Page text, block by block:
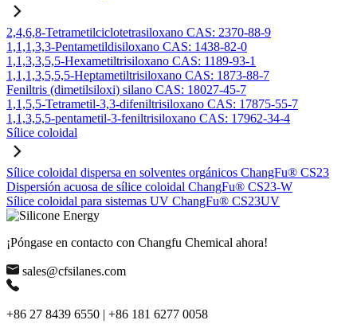
2,4,6,8-Tetrametilciclotetrasiloxano CAS: 2370-88-9
1,1,1,3,3-Pentametildisiloxano CAS: 1438-82-0
1,1,3,3,5,5-Hexametiltrisiloxano CAS: 1189-93-1
1,1,1,3,5,5,5-Heptametiltrisiloxano CAS: 1873-88-7
Feniltris (dimetilsiloxi) silano CAS: 18027-45-7
1,1,5,5-Tetrametil-3,3-difeniltrisiloxano CAS: 17875-55-7
1,1,3,5,5-pentametil-3-feniltrisiloxano CAS: 17962-34-4
Sílice coloidal
Sílice coloidal dispersa en solventes orgánicos ChangFu® CS23
Dispersión acuosa de sílice coloidal ChangFu® CS23-W
Sílice coloidal para sistemas UV ChangFu® CS23UV
¡Póngase en contacto con Changfu Chemical ahora!
sales@cfsilanes.com
+86 27 8439 6550 | +86 181 6277 0058